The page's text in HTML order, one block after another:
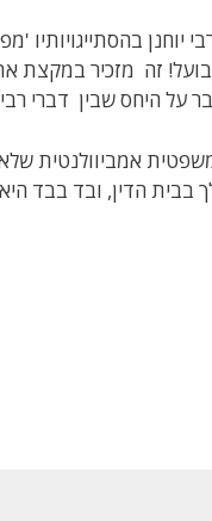
יוחנן
זה מזכיר במקצת
היחס שבין דברי רבי
אמביוולנטית
הדין, ובד בבד היא